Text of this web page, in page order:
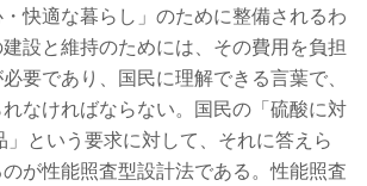
快適な暮らし」のために整備されるわ
設と維持のためには、その費用を負担
要であり、国民に理解できる言葉で、
なければならない。国民の「硫酸に対
」という要求に対して、それに答えら
が性能照査型設計法である。性能照査